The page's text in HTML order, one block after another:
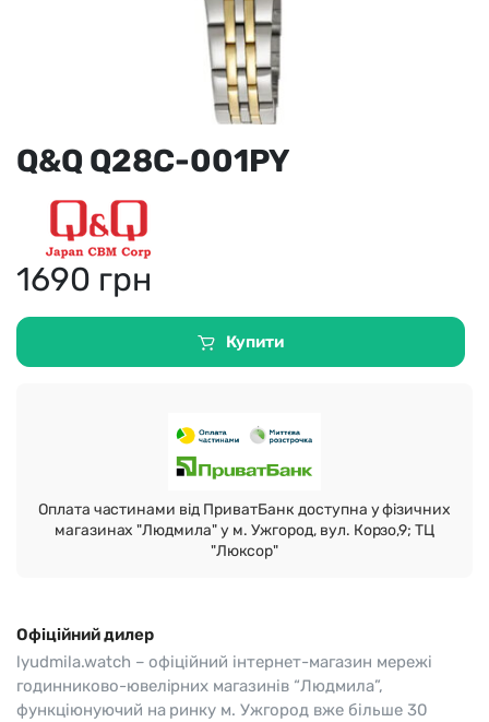
Q&Q Q28C-001PY
1690 грн
Купити
Оплата частинами від ПриватБанк доступна у фізичних
магазинах "Людмила" у м. Ужгород, вул. Корзо,9; ТЦ
"Люксор"
Офіційний дилер
lyudmila.watch – офіційний інтернет-магазин мережі
годинниково-ювелірних магазинів “Людмила”,
функціюнуючий на ринку м. Ужгород вже більше 30